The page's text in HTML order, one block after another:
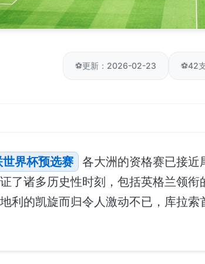
⚽更新：2026-02-23 ⚽42
界杯预选赛
各大洲的资格赛已接
了诸多历史性时刻，包括英格兰领
利的凯旋而归令人激动不已，库拉